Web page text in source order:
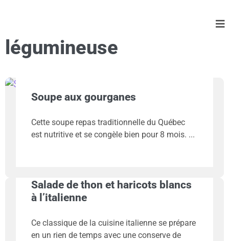
légumineuse
Soupe aux gourganes
Cette soupe repas traditionnelle du Québec
est nutritive et se congèle bien pour 8 mois.
Salade de thon et haricots blancs
à l’italienne
Ce classique de la cuisine italienne se prépare
en un rien de temps avec une conserve de